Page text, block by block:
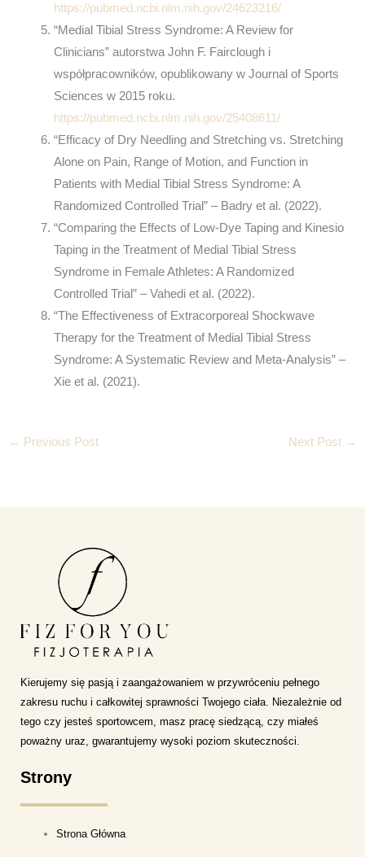
https://pubmed.ncbi.nlm.nih.gov/24623216/
“Medial Tibial Stress Syndrome: A Review for
Clinicians” autorstwa John F. Fairclough i
współpracowników, opublikowany w Journal of Sports
Sciences w 2015 roku.
https://pubmed.ncbi.nlm.nih.gov/25408611/
“Efficacy of Dry Needling and Stretching vs. Stretching
Alone on Pain, Range of Motion, and Function in
Patients with Medial Tibial Stress Syndrome: A
Randomized Controlled Trial” – Badry et al. (2022).
“Comparing the Effects of Low-Dye Taping and Kinesio
Taping in the Treatment of Medial Tibial Stress
Syndrome in Female Athletes: A Randomized
Controlled Trial” – Vahedi et al. (2022).
“The Effectiveness of Extracorporeal Shockwave
Therapy for the Treatment of Medial Tibial Stress
Syndrome: A Systematic Review and Meta-Analysis” –
Xie et al. (2021).
← Previous Post Next Post →
Kierujemy się pasją i zaangażowaniem w przywróceniu pełnego
zakresu ruchu i całkowitej sprawności Twojego ciała. Niezależnie od
tego czy jesteś sportowcem, masz pracę siedzącą, czy miałeś
poważny uraz, gwarantujemy wysoki poziom skuteczności.
Strony
Strona Główna